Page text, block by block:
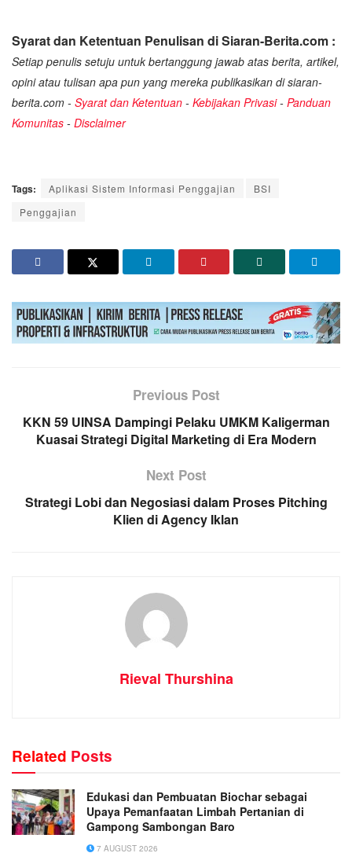
Syarat dan Ketentuan Penulisan di Siaran-Berita.com :
Setiap penulis setuju untuk bertanggung jawab atas berita, artikel,
opini atau tulisan apa pun yang mereka publikasikan di siaran-
berita.com - Syarat dan Ketentuan - Kebijakan Privasi- Panduan
Komunitas - Disclaimer
Tags: Aplikasi Sistem Informasi Penggajian
BSI
Penggajian
Previous Post
KKN 59 UINSA Dampingi Pelaku UMKM Kaligerman
Kuasai Strategi Digital Marketing di Era Modern
Next Post
Strategi Lobi dan Negosiasi dalam Proses Pitching
Klien di Agency Iklan
Rieval Thurshina
Related Posts
Edukasi dan Pembuatan Biochar sebagai
Upaya Pemanfaatan Limbah Pertanian di
Gampong Sambongan Baro
7 AUGUST 2026